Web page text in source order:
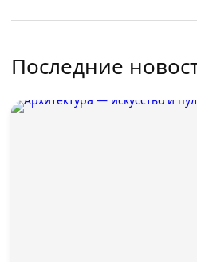
Последние